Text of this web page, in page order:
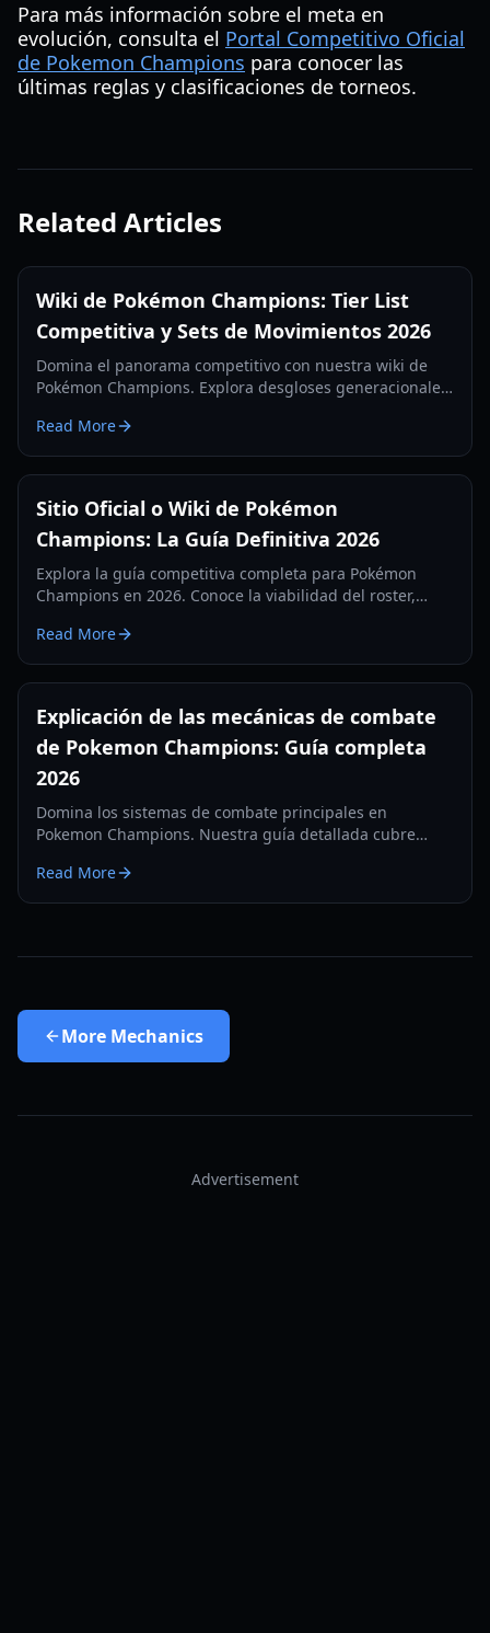
Para más información sobre el meta en
evolución, consulta el Portal Competitivo Oficial
de Pokemon Champions para conocer las
últimas reglas y clasificaciones de torneos.
Related Articles
Wiki de Pokémon Champions: Tier List
Competitiva y Sets de Movimientos 2026
Domina el panorama competitivo con nuestra wiki de
Pokémon Champions. Explora desgloses generacionales,
meta de 2026.
Read More
Sitio Oficial o Wiki de Pokémon
Champions: La Guía Definitiva 2026
Explora la guía competitiva completa para Pokémon
Champions en 2026. Conoce la viabilidad del roster,
recompensas de clasificación.
Read More
Explicación de las mecánicas de combate
de Pokemon Champions: Guía completa
2026
Domina los sistemas de combate principales en
Pokemon Champions. Nuestra guía detallada cubre
velocidad y las nuevas mecánicas de reclutamiento para
2026.
Read More
More Mechanics
Advertisement